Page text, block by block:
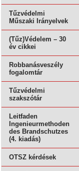
Tűzvédelmi
Műszaki Irányelvek
(Tűz)Védelem – 30
év cikkei
Robbanásveszély
fogalomtár
Tűzvédelmi
szakszótár
Leitfaden
Ingenieurmethoden
des Brandschutzes
(4. kiadás)
OTSZ kérdések